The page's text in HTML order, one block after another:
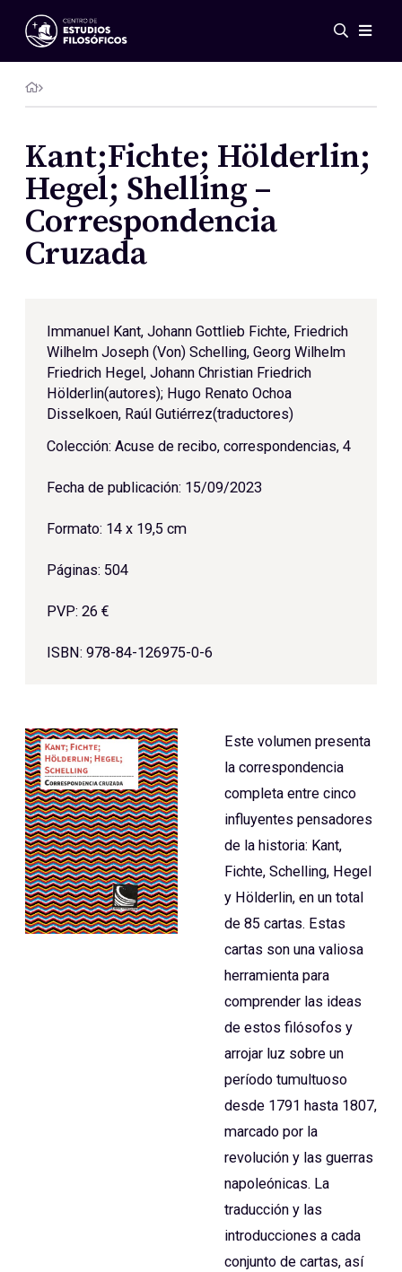
Eventos
Novedades
Investigación
Publicaciones
Galería
ES
EN
Acerca de nosotros
Kant;Fichte; Hölderlin;
Hegel; Shelling –
Correspondencia
Cruzada
Immanuel Kant, Johann Gottlieb Fichte, Friedrich
Wilhelm Joseph (Von) Schelling, Georg Wilhelm
Friedrich Hegel, Johann Christian Friedrich
Hölderlin(autores); Hugo Renato Ochoa
Disselkoen, Raúl Gutiérrez(traductores)
Colección: Acuse de recibo, correspondencias, 4
Fecha de publicación: 15/09/2023
Formato: 14 x 19,5 cm
Páginas: 504
PVP: 26 €
ISBN: 978-84-126975-0-6
Este volumen presenta
la correspondencia
completa entre cinco
influyentes pensadores
de la historia: Kant,
Fichte, Schelling, Hegel
y Hölderlin, en un total
de 85 cartas. Estas
cartas son una valiosa
herramienta para
comprender las ideas
de estos filósofos y
arrojar luz sobre un
período tumultuoso
desde 1791 hasta 1807,
marcado por la
revolución y las guerras
napoleónicas. La
traducción y las
introducciones a cada
conjunto de cartas, así